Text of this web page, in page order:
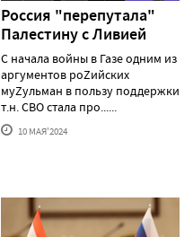
Россия "перепутала"
Палестину с Ливией
С начала войны в Газе одним из
аргументов роZийских
муZульман в пользу поддержки
т.н. СВО стала про......
10 МАЯ'2024